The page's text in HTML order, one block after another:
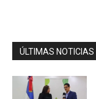
ÚLTIMAS NOTICIAS